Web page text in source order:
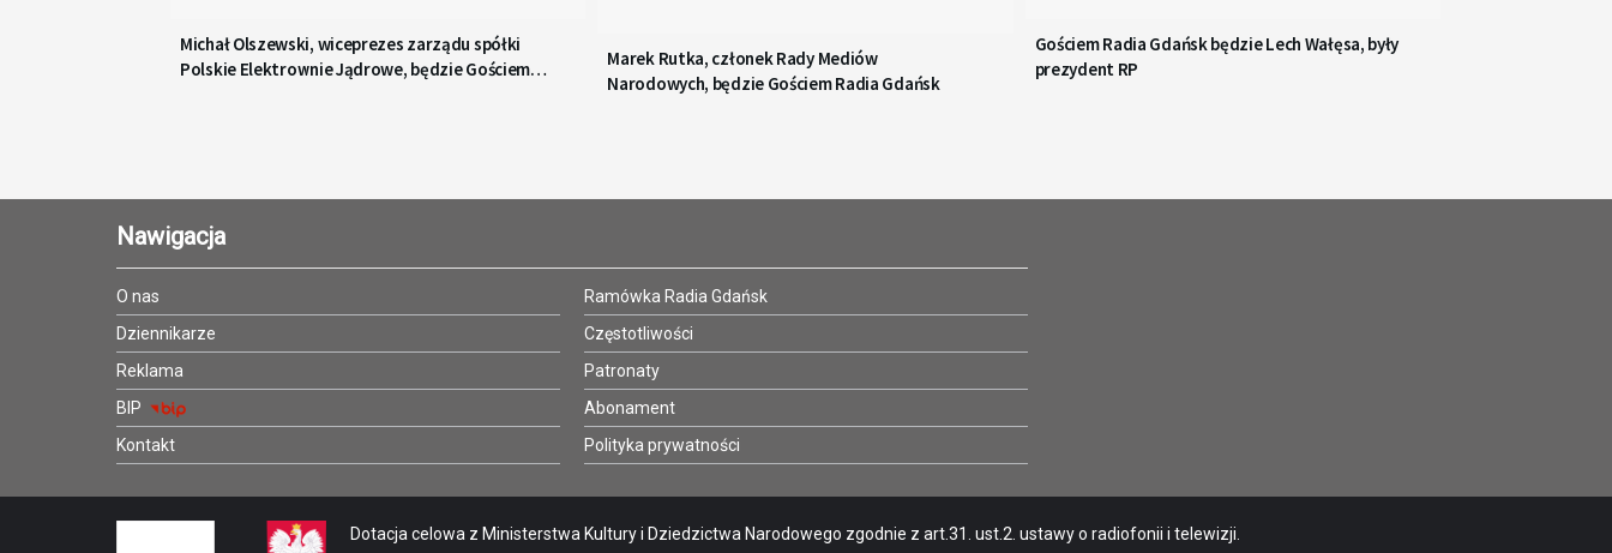
Michał Olszewski, wiceprezes zarządu spółki
Polskie Elektrownie Jądrowe, będzie Gościem
Marek Rutka, członek Rady Mediów
Narodowych, będzie Gościem Radia Gdańsk
Gościem Radia Gdańsk będzie Lech Wałęsa, były
prezydent RP
Nawigacja
O nas
Dziennikarze
Reklama
BIP
Kontakt
Ramówka Radia Gdańsk
Częstotliwości
Patronaty
Abonament
Polityka prywatności
Dotacja celowa z Ministerstwa Kultury i Dziedzictwa Narodowego zgodnie z art.31. ust.2. ustawy o radiofonii i telewizji.